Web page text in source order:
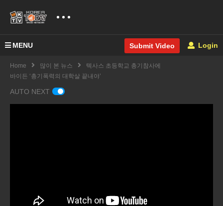
MENU Submit Video Login
Home 많이 본 뉴스
텍사스 초등학교 총기참사에
바이든 ‘총기폭력의 대학살 끝내야’
AUTO NEXT